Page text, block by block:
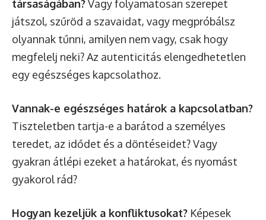
társaságában?Vagy folyamatosan szerepet
játszol, szűröd a szavaidat, vagy megpróbálsz
olyannak tűnni, amilyen nem vagy, csak hogy
megfelelj neki? Az autenticitás elengedhetetlen
egy egészséges kapcsolathoz.
Vannak-e egészséges határok a kapcsolatban?
Tiszteletben tartja-e a barátod a személyes
teredet, az idődet és a döntéseidet? Vagy
gyakran átlépi ezeket a határokat, és nyomást
gyakorol rád?
Hogyan kezeljük a konfliktusokat? Képesek